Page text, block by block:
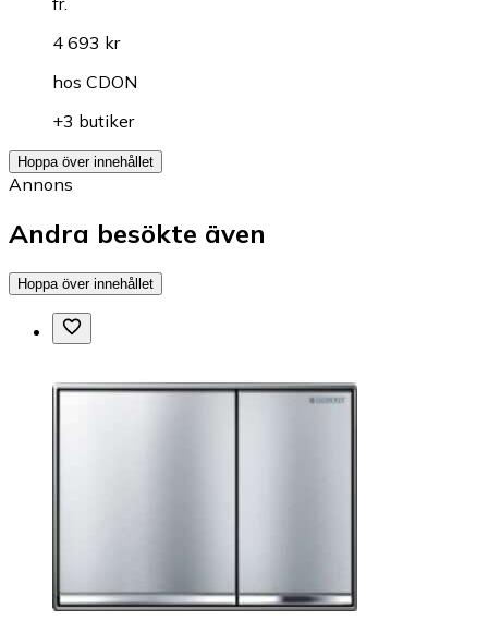
4 693 kr
hos CDON
+3 butiker
Hoppa över innehållet
Annons
Andra besökte även
Hoppa över innehållet